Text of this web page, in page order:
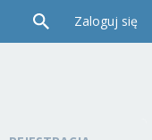
Zaloguj się